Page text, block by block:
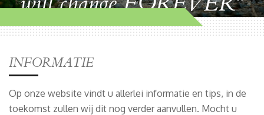
INFORMATIE
Op onze website vindt u allerlei informatie en tips, in de
toekomst zullen wij dit nog verder aanvullen. Mocht u